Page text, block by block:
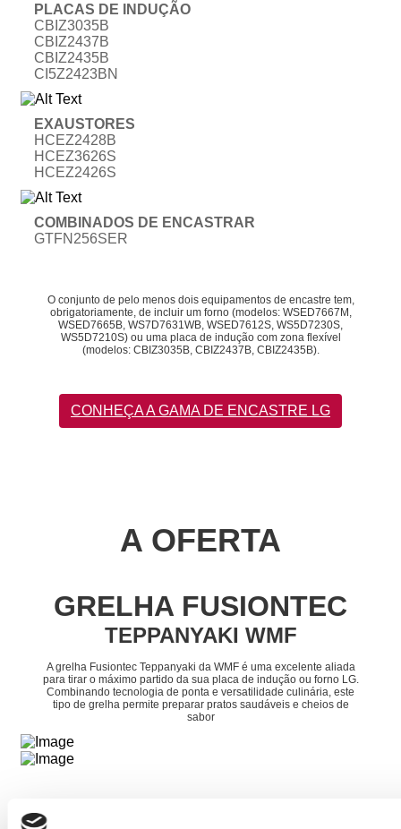
PLACAS DE INDUÇÃO
CBIZ3035B
CBIZ2437B
CBIZ2435B
CI5Z2423BN
EXAUSTORES
HCEZ2428B
HCEZ3626S
HCEZ2426S
COMBINADOS DE ENCASTRAR
GTFN256SER
O conjunto de pelo menos dois equipamentos de encastre tem,
obrigatoriamente, de incluir um forno (modelos: WSED7667M,
WSED7665B, WS7D7631WB, WSED7612S, WS5D7230S,
WS5D7210S) ou uma placa de indução com zona flexível
(modelos: CBIZ3035B, CBIZ2437B, CBIZ2435B).
CONHEÇA A GAMA DE ENCASTRE LG
A OFERTA
GRELHA FUSIONTEC
TEPPANYAKI WMF
A grelha Fusiontec Teppanyaki da WMF é uma excelente aliada
para tirar o máximo partido da sua placa de indução ou forno LG.
Combinando tecnologia de ponta e versatilidade culinária, este
tipo de grelha permite preparar pratos saudáveis e cheios de
sabor